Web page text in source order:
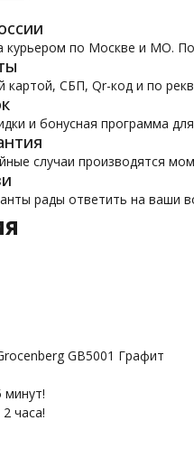
курьером по Москве и МО.
картой, СБП, Qr-код и по
и бонусная программа
случаи производятся
рады ответить на ваши
GB5001 Графит
минут!
часа!